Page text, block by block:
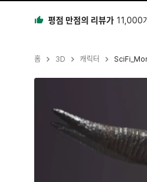
평점 만점의 리뷰가 11,000
홈 3D 캐릭터